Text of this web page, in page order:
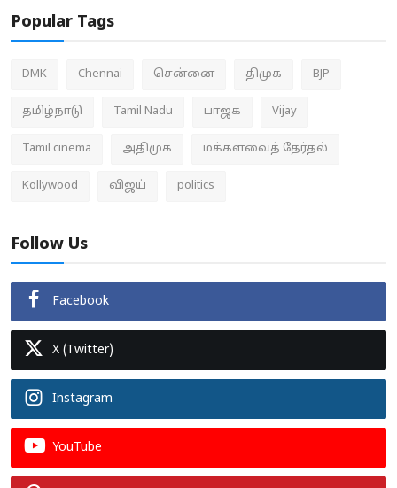
Popular Tags
DMK Chennai சென்னை திமுக BJP
தமிழ்நாடு Tamil Nadu பாஜக Vijay
Tamil cinema அதிமுக மக்களவைத் தேர்தல்
Kollywood விஜய் politics
Follow Us
Facebook
X (Twitter)
Instagram
YouTube